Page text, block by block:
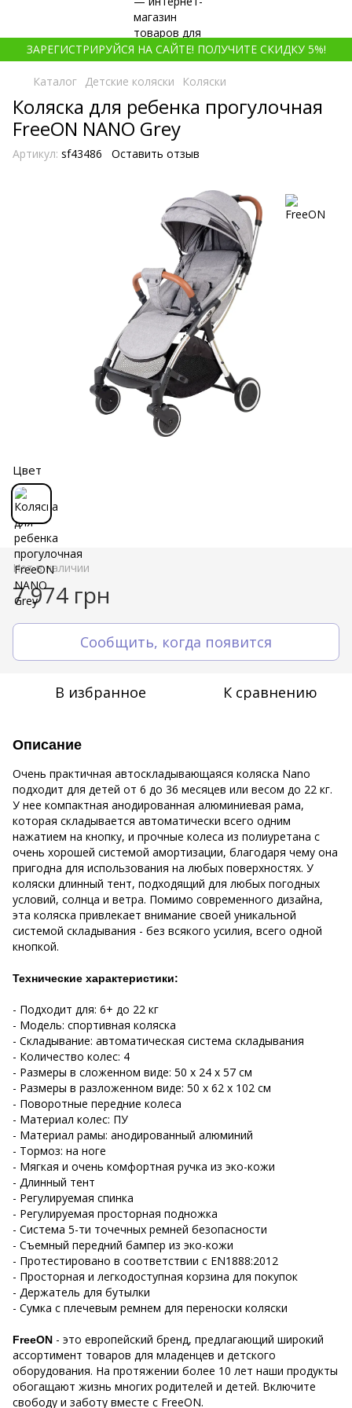
ЗАРЕГИСТРИРУЙСЯ НА САЙТЕ! ПОЛУЧИТЕ СКИДКУ 5%!
Каталог Детские коляски Коляски
Коляска для ребенка прогулочная
FreeON NANO Grey
Артикул: sf43486 Оставить отзыв
Цвет
Нет в наличии
7 974 грн
Сообщить, когда появится
В избранное К сравнению
Описание
Очень практичная автоскладывающаяся коляска Nano
подходит для детей от 6 до 36 месяцев или весом до 22 кг.
У нее компактная анодированная алюминиевая рама,
которая складывается автоматически всего одним
нажатием на кнопку, и прочные колеса из полиуретана с
очень хорошей системой амортизации, благодаря чему она
пригодна для использования на любых поверхностях. У
коляски длинный тент, подходящий для любых погодных
условий, солнца и ветра. Помимо современного дизайна,
эта коляска привлекает внимание своей уникальной
системой складывания - без всякого усилия, всего одной
кнопкой.
Технические характеристики:
- Подходит для: 6+ до 22 кг
- Модель: спортивная коляска
- Складывание: автоматическая система складывания
- Количество колес: 4
- Размеры в сложенном виде: 50 x 24 x 57 см
- Размеры в разложенном виде: 50 x 62 x 102 см
- Поворотные передние колеса
- Материал колес: ПУ
- Материал рамы: анодированный алюминий
- Тормоз: на ноге
- Мягкая и очень комфортная ручка из эко-кожи
- Длинный тент
- Регулируемая спинка
- Регулируемая просторная подножка
- Система 5-ти точечных ремней безопасности
- Съемный передний бампер из эко-кожи
- Протестировано в соответствии с EN1888:2012
- Просторная и легкодоступная корзина для покупок
- Держатель для бутылки
- Сумка с плечевым ремнем для переноски коляски
FreeON - это европейский бренд, предлагающий широкий
ассортимент товаров для младенцев и детского
оборудования. На протяжении более 10 лет наши продукты
обогащают жизнь многих родителей и детей. Включите
свободу и заботу вместе с FreeON.